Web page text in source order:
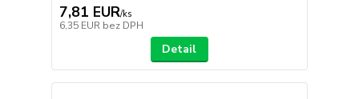
7,81 EUR/ks
6,35 EUR bez DPH
Detail